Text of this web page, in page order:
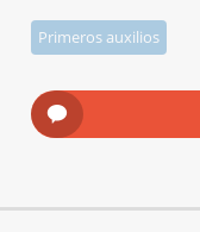
Primeros auxilios